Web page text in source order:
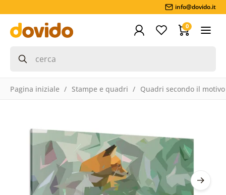
info@dovido.it
0
Pagina iniziale Stampe e quadri Quadri secondo il motivo